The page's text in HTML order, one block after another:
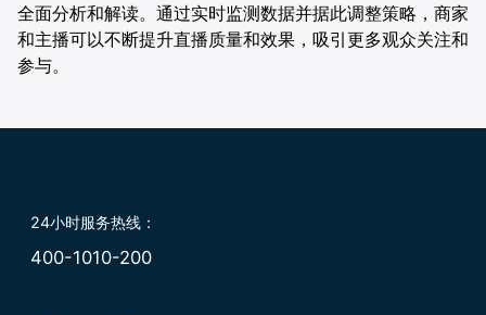
全面分析和解读。通过实时监测数据并据此调整策略，商家
和主播可以不断提升直播质量和效果，吸引更多观众关注和
参与。
24小时服务热线：
400-1010-200